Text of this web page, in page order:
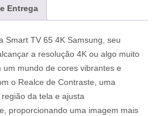
Entrega
TV 65 4K Samsung, seu
a resolução 4K ou algo muito
mundo de cores vibrantes e
o Realce de Contraste, uma
da tela e ajusta
proporcionando uma imagem mais